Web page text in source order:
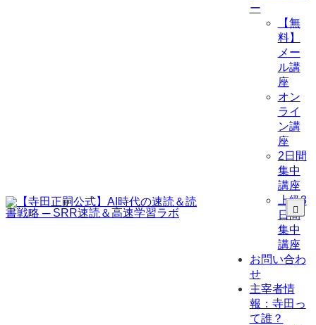
ー
【無
料】
メー
ル講
座
オン
ライ
ン講
座
2日間
集中
講座
上級3
日間
集中
講座
お問い合わ
せ
主宰者情
報：寺田っ
て誰？